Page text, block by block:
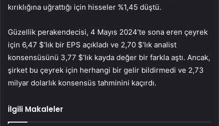
kırıklığına uğrattığı için hisseler %1,45 düştü.
Güzellik perakendecisi, 4 Mayıs 2024’te sona eren çeyrek
için 6,47 $’lık bir EPS açıkladı ve 2,70 $’lık analist
konsensüsünü 3,77 $’lık kayda değer bir farkla aştı. Ancak,
şirket bu çeyrek için herhangi bir gelir bildirmedi ve 2,73
milyar dolarlık konsensüs tahminini kaçırdı.
İlgili Makaleler